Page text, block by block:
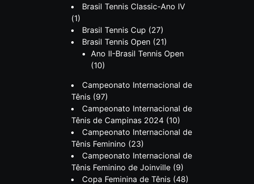
Brasil Tennis Classic-Ano IV
(1)
Brasil Tennis Cup (27)
Brasil Tennis Open (21)
Ano II-Brasil Tennis Open
(10)
Campeonato Internacional de
Tênis (97)
Campeonato Internacional de
Tênis de Campinas 2024 (10)
Campeonato Internacional de
Tênis Feminino (23)
Campeonato Internacional de
Tênis Feminino de Joinville (9)
Copa Feminina de Tênis (48)